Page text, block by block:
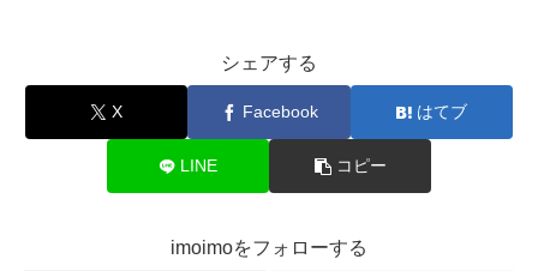
シェアする
X Facebook はてブ
LINE コピー
imoimoをフォローする